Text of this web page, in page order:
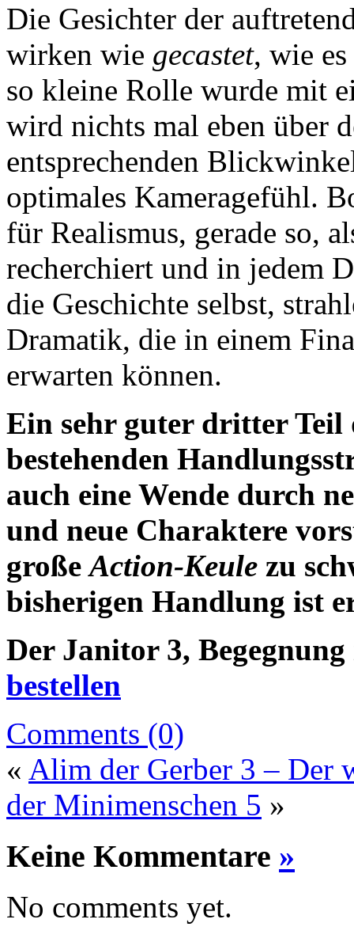
Die Gesichter der
wirken wie gecastet, wie
so kleine Rolle wurde mit
wird nichts mal eben über
entsprechenden
optimales Kameragefühl.
für Realismus, gerade so,
recherchiert und in jedem
die Geschichte selbst,
Dramatik, die in einem
erwarten können.
Ein sehr guter dritter Teil
bestehenden
auch eine Wende durch
und neue Charaktere
großeAction-Keule zu
bisherigen Handlung ist
Der Janitor 3,
bestellen
Comments (0)
« Alim der Gerber 3 – Der
der Minimenschen 5 »
Keine Kommentare »
No comments yet.